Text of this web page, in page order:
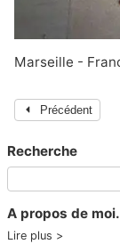
Marseille -
Précédent
Recherche
A propos de
Lire plus